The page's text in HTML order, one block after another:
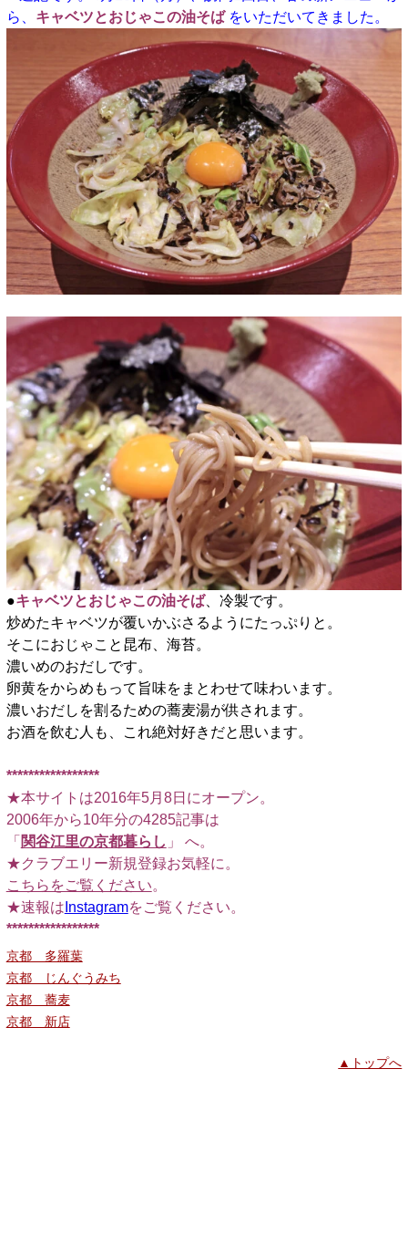
ら、 キャベツとおじゃこの油そば をいただいてきました。
●キャベツとおじゃこの油そば、冷製です。
炒めたキャベツが覆いかぶさるようにたっぷりと。
そこにおじゃこと昆布、海苔。
濃いめのおだしです。
卵黄をからめもって旨味をまとわせて味わいます。
濃いおだしを割るための蕎麦湯が供されます。
お酒を飲む人も、これ絶対好きだと思います。
*****************
★本サイトは2016年5月8日にオープン。
2006年から10年分の4285記事は
「 関谷江里の京都暮らし 」 へ。
★クラブエリー新規登録お気軽に。
こちらをご覧ください。
★速報は Instagramをご覧ください。
*****************
京都 多羅葉
京都 じんぐうみち
京都 蕎麦
京都 新店
▲トップへ